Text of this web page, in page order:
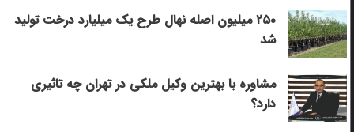
۲۵۰ میلیون اصله نهال طرح یک میلیارد درخت تولید
شد
مشاوره با بهترین وکیل ملکی در تهران چه تاثیری
دارد؟